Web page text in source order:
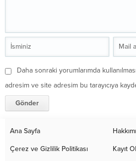
Daha sonraki yorumlarımda
adresim ve site adresim bu tarayıcıya
Ana Sayfa
Çerez ve Gizlilik Politikası Kayıt Ol